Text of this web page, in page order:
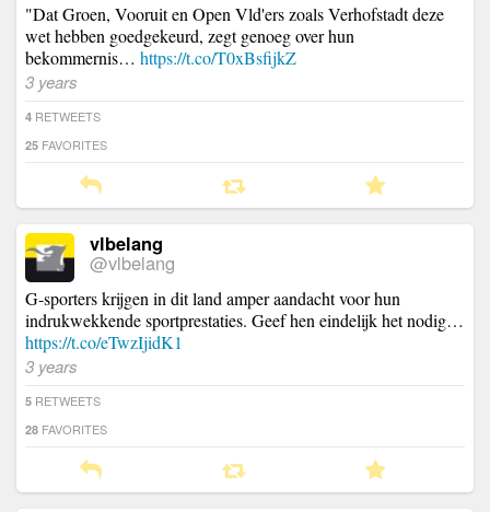
"Dat Groen, Vooruit en Open Vld'ers zoals Verhofstadt deze
wet hebben goedgekeurd, zegt genoeg over hun
bekommernis… https://t.co/T0xBsfijkZ
3 years
4 RETWEETS
25 FAVORITES
vlbelang
@vlbelang
G-sporters krijgen in dit land amper aandacht voor hun
indrukwekkende sportprestaties. Geef hen eindelijk het nodig…
https://t.co/eTwzIjidK1
3 years
5 RETWEETS
28 FAVORITES